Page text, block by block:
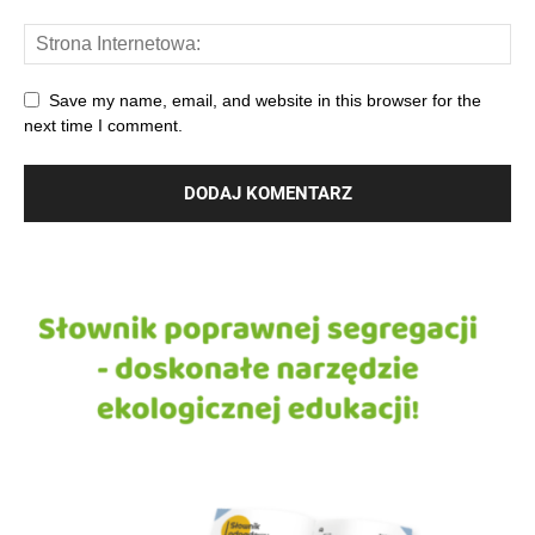
Save my name, email, and website in this browser for the
next time I comment.